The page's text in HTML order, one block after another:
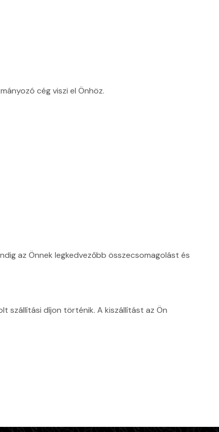
cég viszi el Önhöz.
az Önnek legkedvezőbb összecsomagolást és
szállítási díjon történik. A kiszállítást az Ön